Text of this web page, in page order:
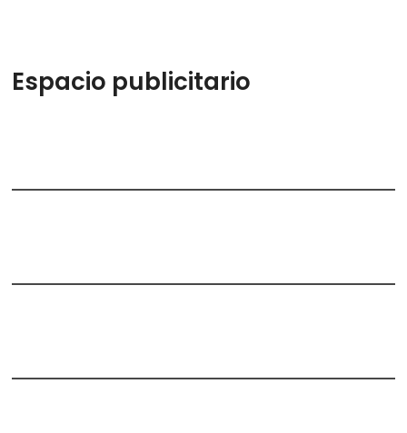
Espacio publicitario